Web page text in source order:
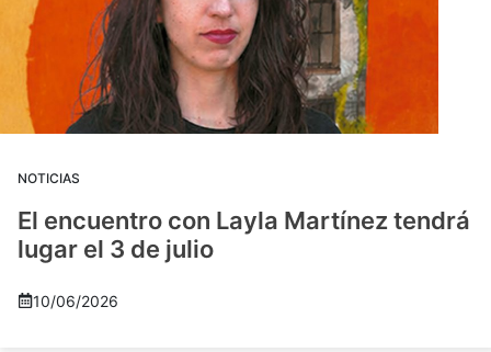
NOTICIAS
El encuentro con Layla Martínez tendrá
lugar el 3 de julio
10/06/2026